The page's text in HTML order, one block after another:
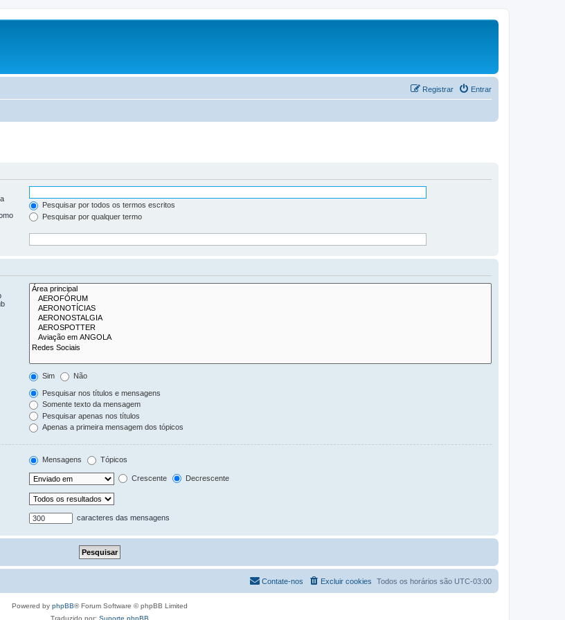
Entrar
Registrar
Pesquisar por todos os termos escritos
Pesquisar por qualquer termo
Sim Não
Pesquisar nos títulos e mensagens
Somente texto da mensagem
Pesquisar apenas nos títulos
Apenas a primeira mensagem dos tópicos
Mensagens Tópicos
Crescente Decrescente
caracteres das mensagens
Todos os horários são UTC-03:00
Excluir cookies
Contate-nos
Powered by phpBB® Forum Software © phpBB Limited
Traduzido por: Suporte phpBB